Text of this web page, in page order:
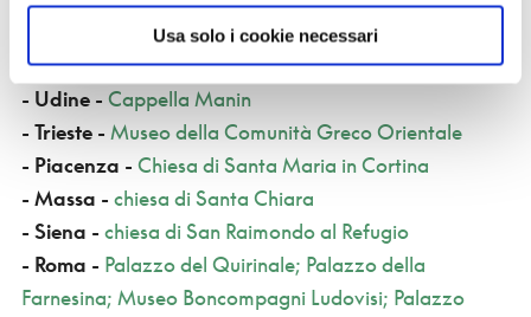
Usa solo i cookie necessari
chiese di San Martino al Campiglio e San
Giovanni in Villa
- Udine- Cappella Manin
- Trieste- Museo della Comunità Greco Orientale
- Piacenza - Chiesa di Santa Maria in Cortina
- Massa - chiesa di Santa Chiara
- Siena - chiesa di San Raimondo al Refugio
- Roma - Palazzo del Quirinale; Palazzo della
Farnesina; Museo Boncompagni Ludovisi; Palazzo